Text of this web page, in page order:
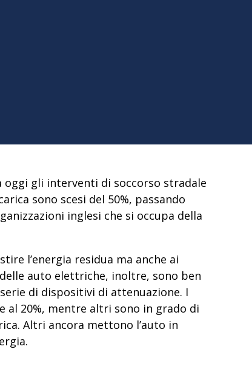
oggi gli interventi di soccorso stradale
sono scesi del 50%, passando
inglesi che si occupa della
l’energia residua ma anche ai
auto elettriche, inoltre, sono ben
di dispositivi di attenuazione. I
al 20%, mentre altri sono in grado di
Altri ancora mettono l’auto in